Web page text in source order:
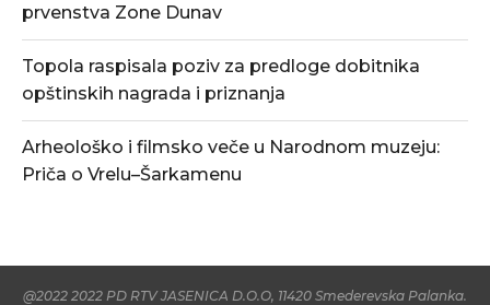
prvenstva Zone Dunav
Topola raspisala poziv za predloge dobitnika
opštinskih nagrada i priznanja
Arheološko i filmsko veče u Narodnom muzeju:
Priča o Vrelu–Šarkamenu
@2022 2022 PD RTV JASENICA D.O.O, 11420 Smederevska Palanka.